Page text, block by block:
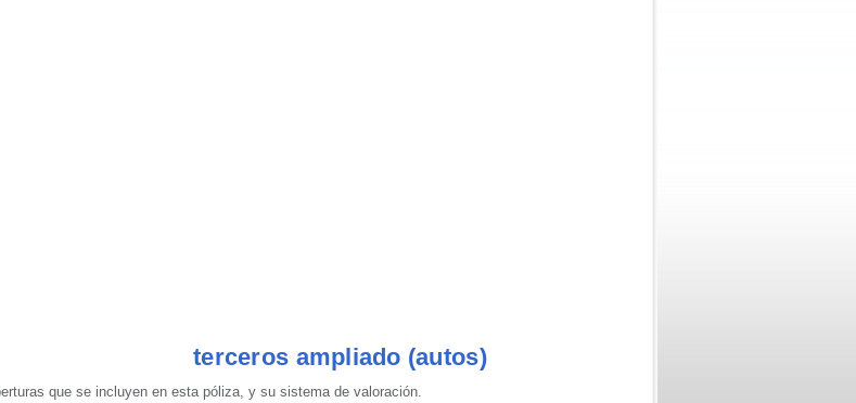
terceros ampliado (autos)
que se incluyen en esta póliza, y su sistema de valoración.